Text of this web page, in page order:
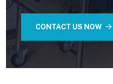
CONTACT US NOW